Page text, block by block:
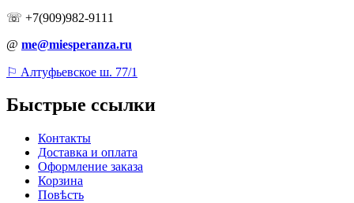
☏ +7(909)982-9111
@ me@miesperanza.ru
⚐ Алтуфьевское ш. 77/1
Быстрые ссылки
Контакты
Доставка и оплата
Оформление заказа
Корзина
Повѣсть